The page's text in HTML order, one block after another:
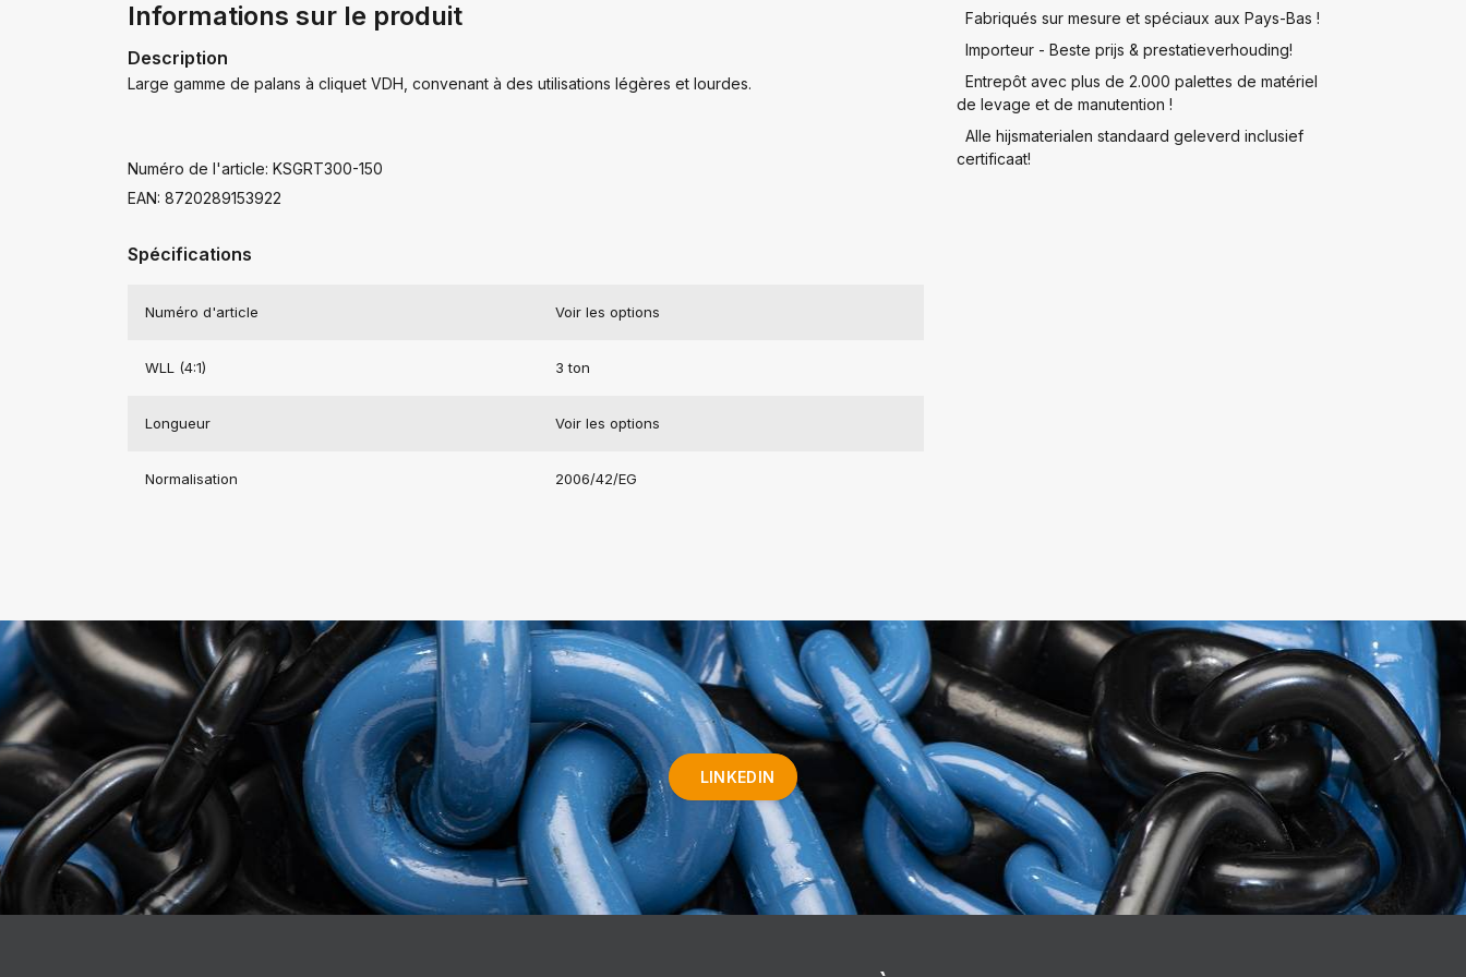
Fabriqués sur mesure et spéciaux aux Pays-Bas !
Importeur - Beste prijs & prestatieverhouding!
Entrepôt avec plus de 2.000 palettes de matériel
de levage et de manutention !
Alle hijsmaterialen standaard geleverd inclusief
certificaat!
Informations sur le produit
Description
Large gamme de palans à cliquet VDH, convenant à des utilisations légères et lourdes.
Numéro de l'article: KSGRT300-150
EAN: 8720289153922
Spécifications
Numéro d'article Voir les options
WLL (4:1) 3 ton
Longueur Voir les options
Normalisation 2006/42/EG
LINKEDIN